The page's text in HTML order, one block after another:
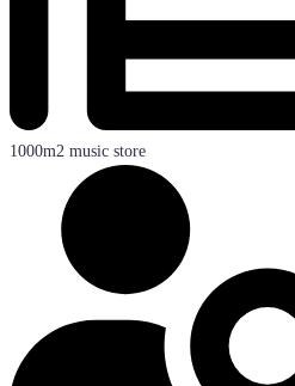
1000m2 music store